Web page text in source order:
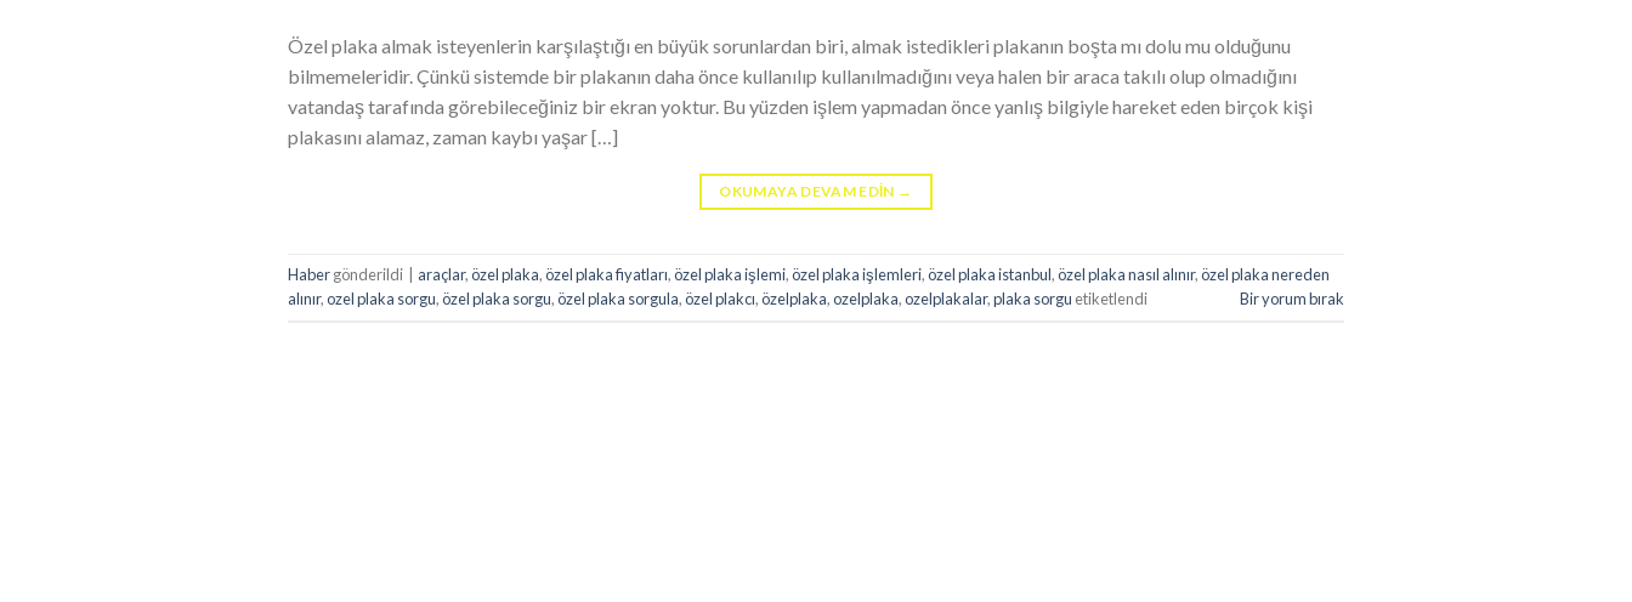
Özel plaka almak isteyenlerin karşılaştığı en büyük sorunlardan biri, almak istedikleri plakanın boşta mı dolu mu olduğunu
bilmemeleridir. Çünkü sistemde bir plakanın daha önce kullanılıp kullanılmadığını veya halen bir araca takılı olup olmadığını
vatandaş tarafında görebileceğiniz bir ekran yoktur. Bu yüzden işlem yapmadan önce yanlış bilgiyle hareket eden birçok kişi
plakasını alamaz, zaman kaybı yaşar […]
OKUMAYA DEVAM EDIN →
Habergönderildi araçlar,özel plaka,özel plaka fiyatları,özel plaka işlemi,özel plaka işlemleri,özel plaka istanbul,özel plaka nasıl alınır,özel plaka nereden
alınır,ozel plaka sorgu,özel plaka sorgu,özel plaka sorgula,özel plakcı,özelplaka,ozelplaka,ozelplakalar,plaka sorgu etiketlendi Bir yorum bırak